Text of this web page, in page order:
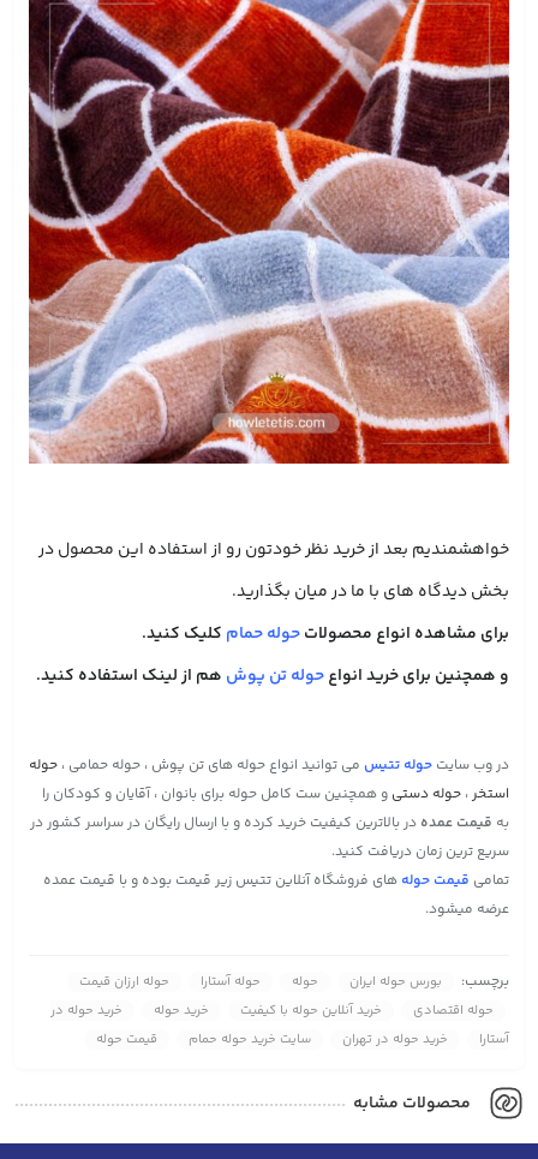
خواهشمندیم بعد از خرید نظر خودتون رو از استفاده این محصول در
بخش دیدگاه های با ما در میان بگذارید.
برای مشاهده انواع محصولاتحوله حمام کلیک کنید.
و همچنین برای خرید انواعحوله تن پوش هم از لینک استفاده کنید.
در وب سایت حوله تتیس می توانید انواع حوله های تن پوش ، حوله حمامی ، حوله
استخر ، حوله دستی و همچنین ست کامل حوله برای بانوان ، آقایان و کودکان را
به قیمت عمده در بالاترین کیفیت خرید کرده و با ارسال رایگان در سراسر کشور در
سریع ترین زمان دریافت کنید.
تمامی قیمت حوله های فروشگاه آنلاین تتیس زیر قیمت بوده و با قیمت عمده
عرضه میشود.
برچسب: بورس حوله ایران حوله حوله آستارا
حوله ارزان قیمت
حوله اقتصادی
خرید آنلاین حوله با کیفیت خرید حوله
خرید حوله در
آستارا
خرید حوله در تهران سایت خرید حوله حمام قیمت حوله
محصولات مشابه